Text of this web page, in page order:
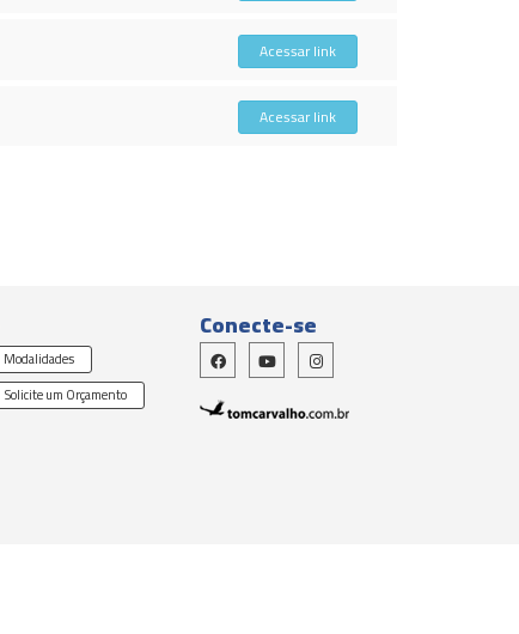
Acessar link
Acessar link
Modalidades
Solicite um Orçamento
Conecte-se